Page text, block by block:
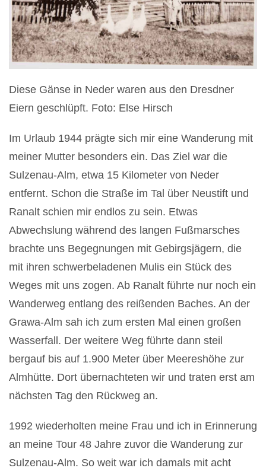
Diese Gänse in Neder waren aus den Dresdner
Eiern geschlüpft. Foto: Else Hirsch
Im Urlaub 1944 prägte sich mir eine Wanderung mit
meiner Mutter besonders ein. Das Ziel war die
Sulzenau-Alm, etwa 15 Kilometer von Neder
entfernt. Schon die Straße im Tal über Neustift und
Ranalt schien mir endlos zu sein. Etwas
Abwechslung während des langen Fußmarsches
brachte uns Begegnungen mit Gebirgsjägern, die
mit ihren schwerbeladenen Mulis ein Stück des
Weges mit uns zogen. Ab Ranalt führte nur noch ein
Wanderweg entlang des reißenden Baches. An der
Grawa-Alm sah ich zum ersten Mal einen großen
Wasserfall. Der weitere Weg führte dann steil
bergauf bis auf 1.900 Meter über Meereshöhe zur
Almhütte. Dort übernachteten wir und traten erst am
nächsten Tag den Rückweg an.
1992 wiederholten meine Frau und ich in Erinnerung
an meine Tour 48 Jahre zuvor die Wanderung zur
Sulzenau-Alm. So weit war ich damals mit acht